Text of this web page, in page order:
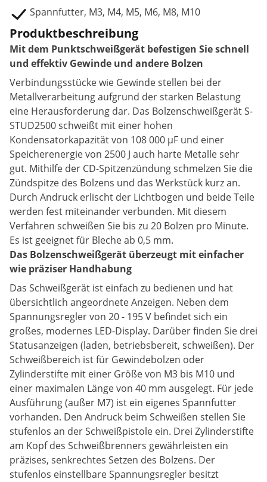
Spannfutter, M3, M4, M5, M6, M8, M10
Produktbeschreibung
Mit dem Punktschweißgerät befestigen Sie schnell
und effektiv Gewinde und andere Bolzen
Verbindungsstücke wie Gewinde stellen bei der
Metallverarbeitung aufgrund der starken Belastung
eine Herausforderung dar. Das Bolzenschweißgerät S-
STUD2500 schweißt mit einer hohen
Kondensatorkapazität von 108 000 µF und einer
Speicherenergie von 2500 J auch harte Metalle sehr
gut. Mithilfe der CD-Spitzenzündung schmelzen Sie die
Zündspitze des Bolzens und das Werkstück kurz an.
Durch Andruck erlischt der Lichtbogen und beide Teile
werden fest miteinander verbunden. Mit diesem
Verfahren schweißen Sie bis zu 20 Bolzen pro Minute.
Es ist geeignet für Bleche ab 0,5 mm.
Das Bolzenschweißgerät überzeugt mit einfacher
wie präziser Handhabung
Das Schweißgerät ist einfach zu bedienen und hat
übersichtlich angeordnete Anzeigen. Neben dem
Spannungsregler von 20 - 195 V befindet sich ein
großes, modernes LED-Display. Darüber finden Sie drei
Statusanzeigen (laden, betriebsbereit, schweißen). Der
Schweißbereich ist für Gewindebolzen oder
Zylinderstifte mit einer Größe von M3 bis M10 und
einer maximalen Länge von 40 mm ausgelegt. Für jede
Ausführung (außer M7) ist ein eigenes Spannfutter
vorhanden. Den Andruck beim Schweißen stellen Sie
stufenlos an der Schweißpistole ein. Drei Zylinderstifte
am Kopf des Schweißbrenners gewährleisten ein
präzises, senkrechtes Setzen des Bolzens. Der
stufenlos einstellbare Spannungsregler besitzt